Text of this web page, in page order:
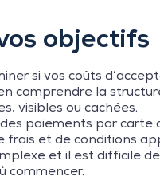
objectifs
si vos coûts
comprendre la
visibles ou cachées.
paiements par carte
frais et de conditions
et il est difficile
commencer.